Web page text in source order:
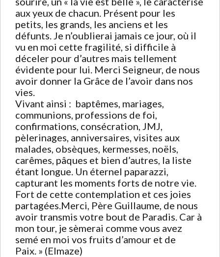
aux yeux de chacun. Présent pour les
petits, les grands, les anciens et les
défunts. Je n’oublierai jamais ce jour, où il
vu en moi cette fragilité, si difficile à
déceler pour d’autres mais tellement
évidente pour lui. Merci Seigneur, de nous
avoir donner la Grâce de l’avoir dans nos
vies.
Vivant ainsi : baptêmes, mariages,
communions, professions de foi,
confirmations, consécration, JMJ,
pèlerinages, anniversaires, visites aux
malades, obsèques, kermesses, noëls,
carêmes, pâques et bien d’autres, la liste
étant longue. Un éternel paparazzi,
capturant les moments forts de notre vie.
Fort de cette contemplation et ces joies
partagées.Merci, Père Guillaume, de nous
avoir transmis votre bout de Paradis. Car à
mon tour, je sèmerai comme vous avez
semé en moi vos fruits d’amour et de
Paix. » (Elmaze)